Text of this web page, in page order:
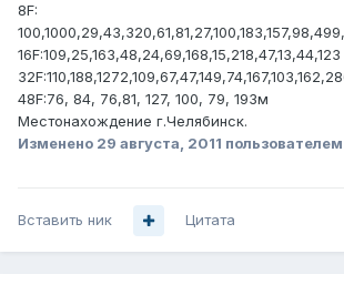
8F:
16F:109,25,163,48,24,69,168,15,218,47,13,44,123
48F:76, 84, 76,81, 127, 100, 79, 193м
Местонахождение г.Челябинск.
Изменено 29 августа, 2011
Вставить ник Цитата